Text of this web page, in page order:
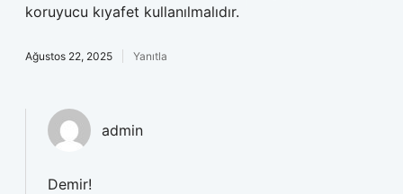
koruyucu kıyafet kullanılmalıdır.
Ağustos 22, 2025 Yanıtla
admin
Demir!